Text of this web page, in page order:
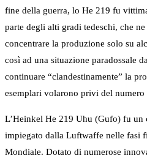
fine della guerra, lo He 219 fu
parte degli alti gradi tedeschi, che
concentrare la produzione solo su
così ad una situazione paradossale
continuare “clandestinamente” la
esemplari volarono privi del
L’Heinkel He 219 Uhu (Gufo) fu un
impiegato dalla Luftwaffe nelle fasi
Mondiale. Dotato di numerose